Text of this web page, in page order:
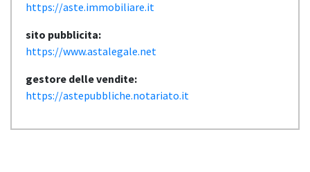
https://aste.immobiliare.it
sito pubblicita:
https://www.astalegale.net
gestore delle vendite:
https://astepubbliche.notariato.it